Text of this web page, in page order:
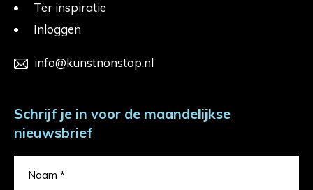
Ter inspiratie
Inloggen
info@kunstnonstop.nl
Schrijf je in voor de maandelijkse
nieuwsbrief